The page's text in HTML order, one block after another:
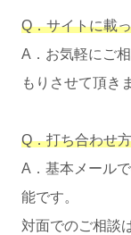
Q．サイトに載
A．お気軽にご
もりさせて頂き
Q．打ち合わせ
A．基本メール
能です。
対面でのご相談